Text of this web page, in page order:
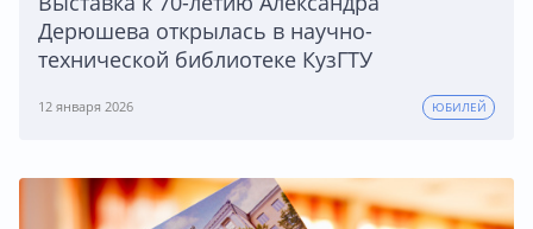
Дерюшева открылась в научно-
технической библиотеке КузГТУ
12 января 2026 ЮБИЛЕЙ